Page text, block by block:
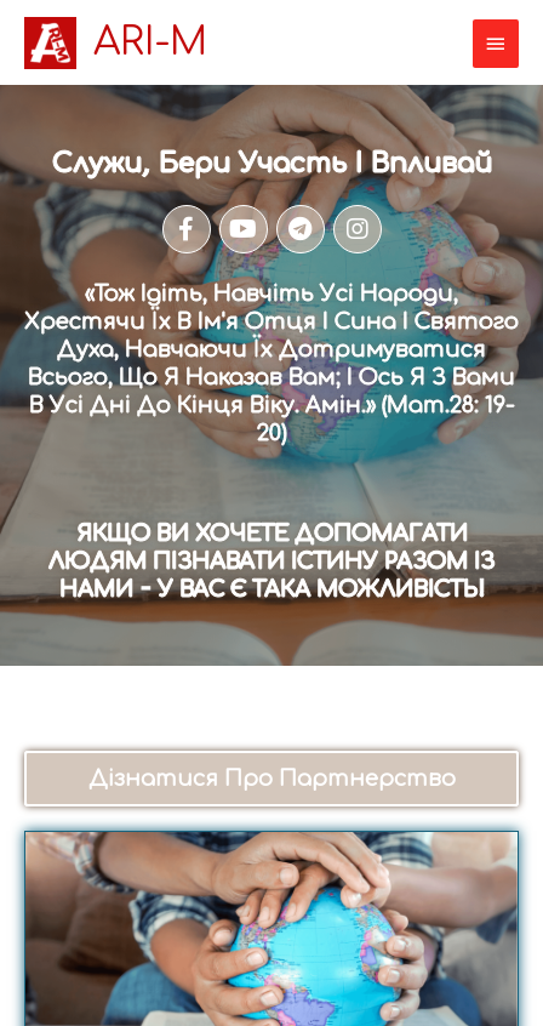
ARI-M
Служи, Бери Участь І Впливай
«Тож Ідіть, Навчіть Усі Народи,
Хрестячи Їх В Ім'я Отця І Сина І Святого
Духа, Навчаючи Їх Дотримуватися
Всього, Що Я Наказав Вам; І Ось Я З Вами
В Усі Дні До Кінця Віку. Амін.» (Мат.28: 19-
20)
ЯКЩО ВИ ХОЧЕТЕ ДОПОМАГАТИ
ЛЮДЯМ ПІЗНАВАТИ ІСТИНУ РАЗОМ ІЗ
НАМИ - У ВАС Є ТАКА МОЖЛИВІСТЬ!
Дізнатися Про Партнерство